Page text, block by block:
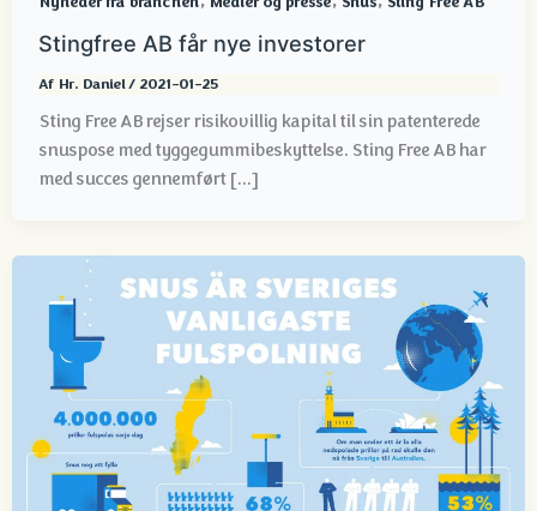
Stingfree AB får nye investorer
Af Hr. Daniel / 2021-01-25
Sting Free AB rejser risikovillig kapital til sin patenterede
snuspose med tyggegummibeskyttelse. Sting Free AB har
med succes gennemført [...]